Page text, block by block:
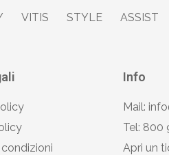
VITIS STYLE ASSIST
Info
Mail:
Tel: 800
Apri un